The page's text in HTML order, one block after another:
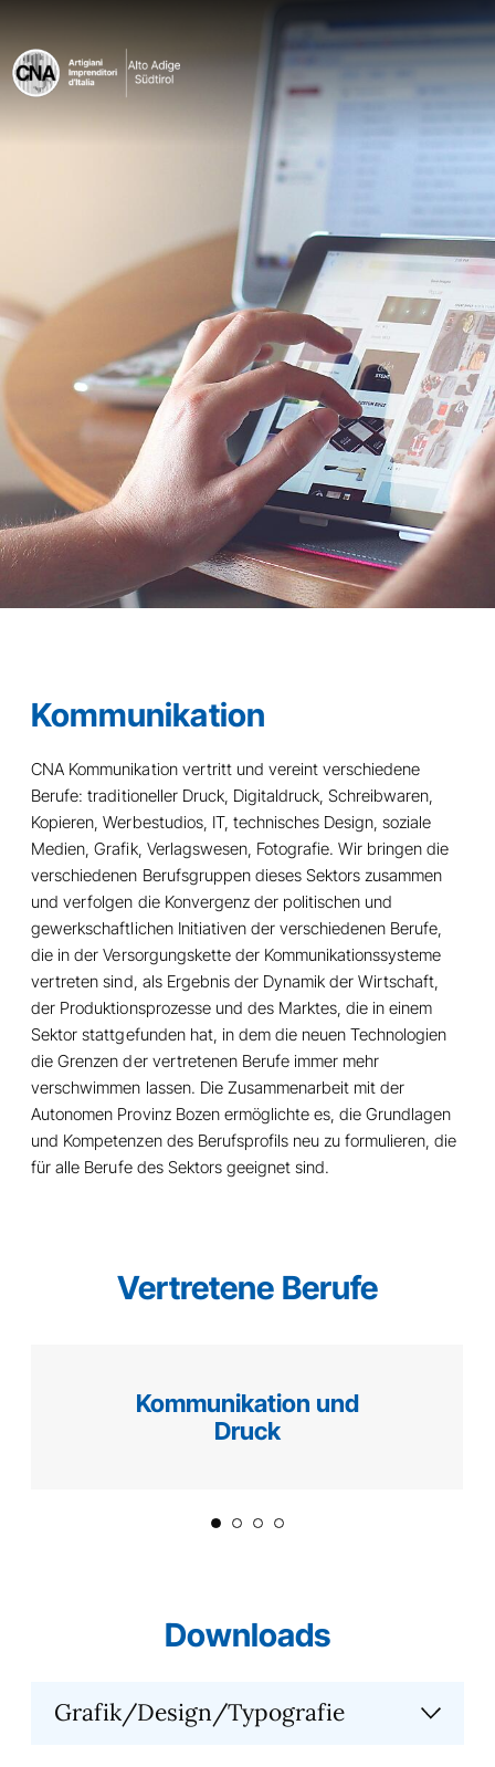
Kommunikation
CNA Kommunikation vertritt und vereint verschiedene
Berufe: traditioneller Druck, Digitaldruck, Schreibwaren,
Kopieren, Werbestudios, IT, technisches Design, soziale
Medien, Grafik, Verlagswesen, Fotografie. Wir bringen die
verschiedenen Berufsgruppen dieses Sektors zusammen
und verfolgen die Konvergenz der politischen und
gewerkschaftlichen Initiativen der verschiedenen Berufe,
die in der Versorgungskette der Kommunikationssysteme
vertreten sind, als Ergebnis der Dynamik der Wirtschaft,
der Produktionsprozesse und des Marktes, die in einem
Sektor stattgefunden hat, in dem die neuen Technologien
die Grenzen der vertretenen Berufe immer mehr
verschwimmen lassen. Die Zusammenarbeit mit der
Autonomen Provinz Bozen ermöglichte es, die Grundlagen
und Kompetenzen des Berufsprofils neu zu formulieren, die
für alle Berufe des Sektors geeignet sind.
Vertretene Berufe
Kommunikation und
Druck
Downloads
Grafik/Design/Typografie